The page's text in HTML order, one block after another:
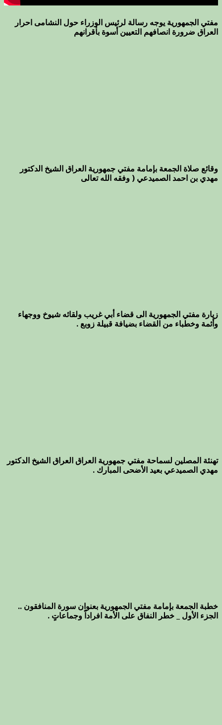
مفتي الجمهورية يوجه رسالة لرئيس الوزراء حول النشامى احرار
العراق ضرورة انصافهم التعيين أسوة بأقرانهم
وقائع صلاة الجمعة بإمامة مفتي جمهورية العراق الشيخ الدكتور
مهدي بن احمد الصميدعي ( وفقه الله تعالى
زيارة مفتي الجمهورية الى قضاء أبي غريب ولقائه شيوخ ووجهاء
وأئمة وخطباء من القضاء بضيافة قبيلة زوبع .
تهنئة المصلين لسماحة مفتي جمهورية العراق العراق الشيخ الدكتور
مهدي الصميدعي بعيد الأضحى المبارك .
خطبة الجمعة بإمامة مفتي الجمهورية بعنوان سورة المنافقون ..
الجزء الأول _ خطر النفاق على الأمة افراداً وجماعاتٍ .